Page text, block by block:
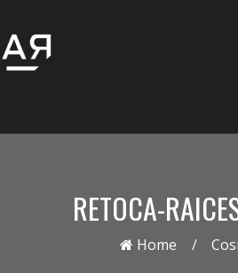
RETOCA-
Home